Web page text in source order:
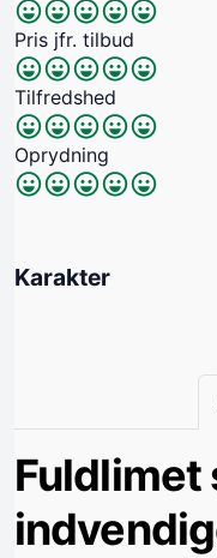
Pris jfr. tilbud
Tilfredshed
Oprydning
Karakter
Fuldlimet